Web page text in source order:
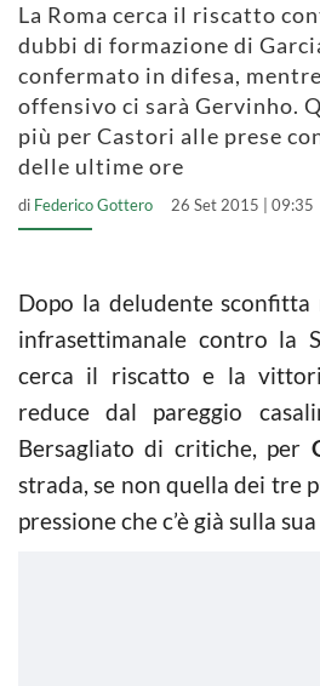
La Roma cerca il riscatto
dubbi di formazione di
confermato in difesa,
offensivo ci sarà Gervinho.
più per Castori alle prese
delle ultime ore
di Federico Gottero 26 Set 2015 | 09:35
Dopo la deludente
infrasettimanale contro la
cerca il riscatto e la
reduce dal pareggio
Bersagliato di critiche, per
strada, se non quella dei tre
pressione che c’è già sulla